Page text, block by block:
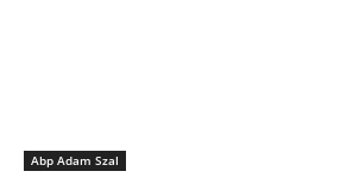
Abp Adam Szal